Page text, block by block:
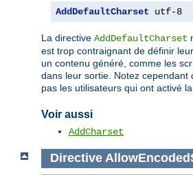
AddDefaultCharset utf-8
La directive AddDefaultCharset
est trop contraignant de définir
un contenu généré, comme les
dans leur sortie. Notez
pas les utilisateurs qui ont activé
Voir aussi
AddCharset
Directive